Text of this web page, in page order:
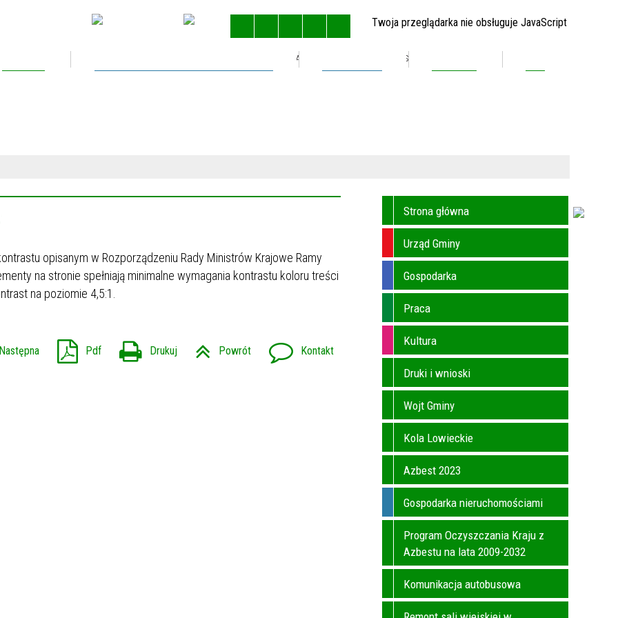
Twoja przeglądarka nie obsługuje JavaScript
STRONA GŁÓWNA MAPA STRONY
opisanym w Rozporządzeniu Rady Ministrów Krajowe Ramy
na stronie spełniają minimalne wymagania kontrastu koloru treści
na poziomie 4,5:1.
Następna Pdf Drukuj Powrót Kontakt
Strona główna
Urząd Gminy
Gospodarka
Praca
Kultura
Druki i wnioski
Wojt Gminy
Kola Lowieckie
Azbest 2023
Gospodarka nieruchomościami
Program Oczyszczania Kraju z
Azbestu na lata 2009-2032
Komunikacja autobusowa